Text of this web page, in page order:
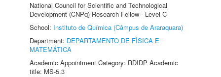
National Council for Scientific and Technological
Development (CNPq) Research Fellow - Level C
School: Instituto de Química (Câmpus de Araraquara)
Department: DEPARTAMENTO DE FÍSICA E
MATEMÁTICA
Academic Appointment Category: RDIDP Academic
title: MS-5.3